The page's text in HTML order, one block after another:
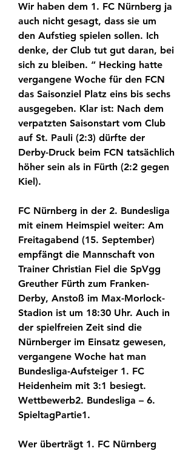
Wir haben dem 1. FC Nürnberg ja
auch nicht gesagt, dass sie um
den Aufstieg spielen sollen. Ich
denke, der Club tut gut daran, bei
sich zu bleiben. “ Hecking hatte
vergangene Woche für den FCN
das Saisonziel Platz eins bis sechs
ausgegeben. Klar ist: Nach dem
verpatzten Saisonstart vom Club
auf St. Pauli (2:3) dürfte der
Derby-Druck beim FCN tatsächlich
höher sein als in Fürth (2:2 gegen
Kiel).
FC Nürnberg in der 2. Bundesliga
mit einem Heimspiel weiter: Am
Freitagabend (15. September)
empfängt die Mannschaft von
Trainer Christian Fiel die SpVgg
Greuther Fürth zum Franken-
Derby, Anstoß im Max-Morlock-
Stadion ist um 18:30 Uhr. Auch in
der spielfreien Zeit sind die
Nürnberger im Einsatz gewesen,
vergangene Woche hat man
Bundesliga-Aufsteiger 1. FC
Heidenheim mit 3:1 besiegt.
Wettbewerb2. Bundesliga – 6.
SpieltagPartie1.
Wer überträgt 1. FC Nürnberg